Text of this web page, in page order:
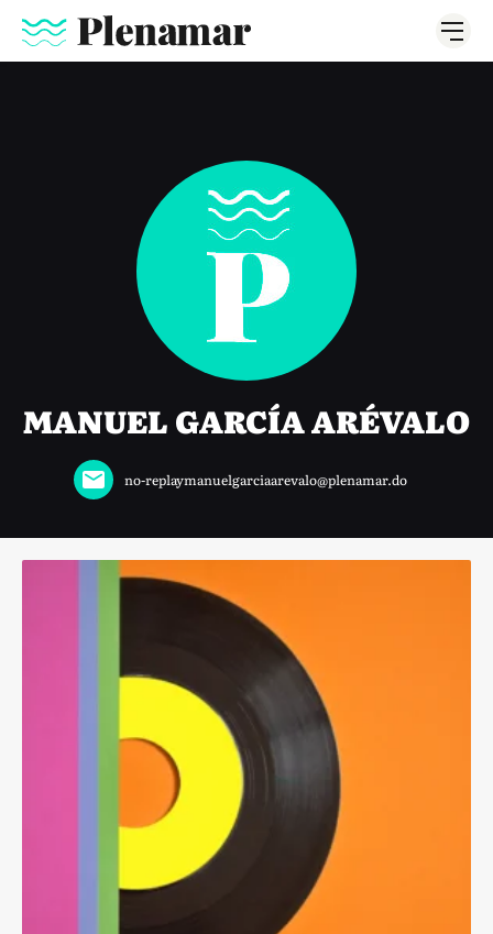
MANUEL GARCÍA ARÉVALO
no-replaymanuelgarciaarevalo@plenamar.do